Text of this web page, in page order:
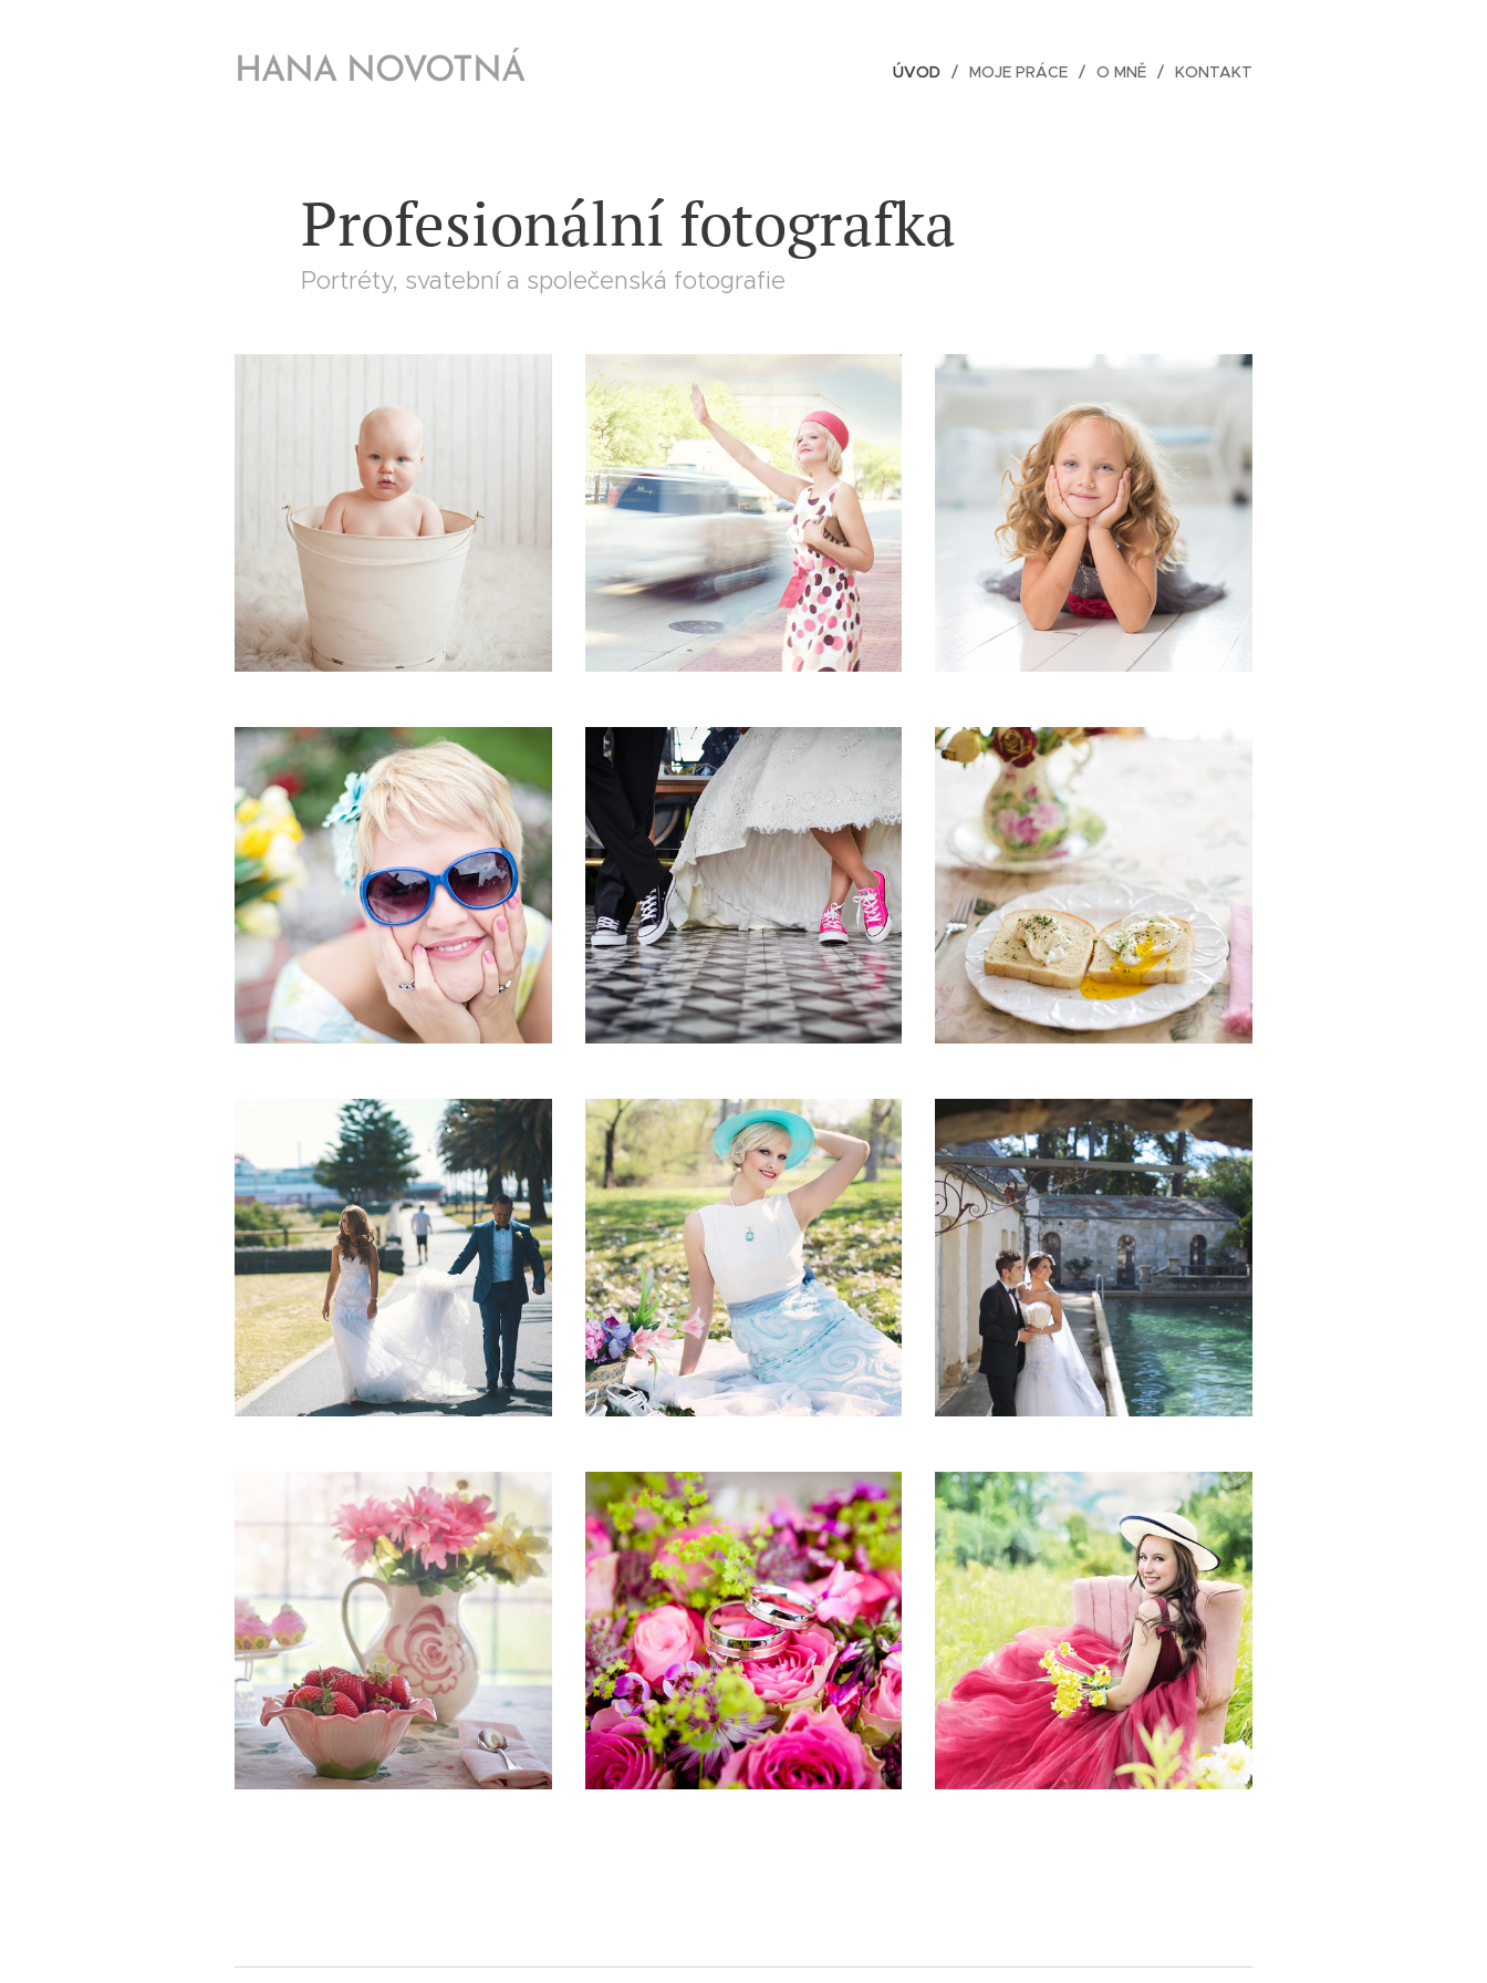
HANA NOVOTNÁ ÚVOD MOJE PRÁCE O MNĚ KONTAKT
Profesionální fotografka
Portréty, svatební a společenská fotografie